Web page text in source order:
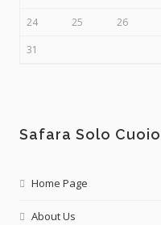
24
25 26
31
Safara Solo Cuoio
Home Page
About Us